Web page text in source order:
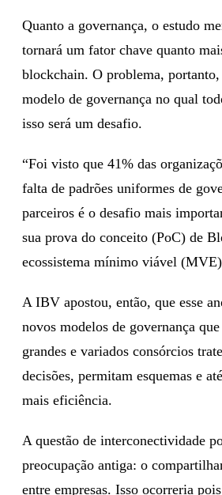
Quanto a governança, o estudo
tornará um fator chave quanto
blockchain. O problema, portanto,
modelo de governança no qual
isso será um desafio.
“Foi visto que 41% das
falta de padrões uniformes de
parceiros é o desafio mais
sua prova do conceito (PoC) de
ecossistema mínimo viável
A IBV apostou, então, que esse
novos modelos de governança
grandes e variados consórcios
decisões, permitam esquemas e
mais eficiência.
A questão de interconectividade
preocupação antiga: o
entre empresas. Isso ocorreria